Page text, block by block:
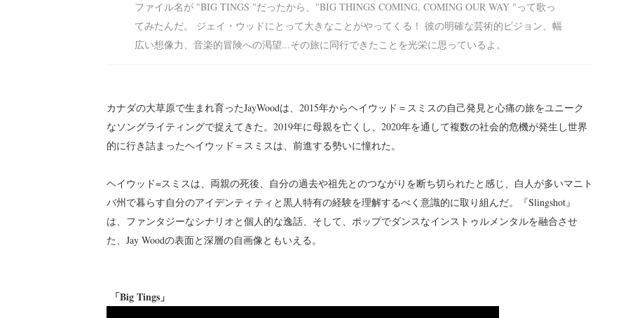
ファイル名が "BIG TINGS "だったから、"BIG THINGS COMING, COMING OUR WAY "って歌っ
てみたんだ。 ジェイ・ウッドにとって大きなことがやってくる！ 彼の明確な芸術的ビジョン、幅
広い想像力、音楽的冒険への渇望...その旅に同行できたことを光栄に思っているよ。
カナダの大草原で生まれ育ったJayWoodは、2015年からヘイウッド＝スミスの自己発見と心痛の旅をユニーク
なソングライティングで捉えてきた。2019年に母親を亡くし、2020年を通して複数の社会的危機が発生し世界
的に行き詰まったヘイウッド＝スミスは、前進する勢いに憧れた。
ヘイウッド=スミスは、両親の死後、自分の過去や祖先とのつながりを断ち切られたと感じ、白人が多いマニト
バ州で暮らす自分のアイデンティティと黒人特有の経験を理解するべく意識的に取り組んだ。『Slingshot』
は、ファンタジーなシナリオと個人的な逸話、そして、ポップでダンスなインストゥルメンタルを融合させ
た、Jay Woodの表面と深層の自画像ともいえる。
「Big Tings」